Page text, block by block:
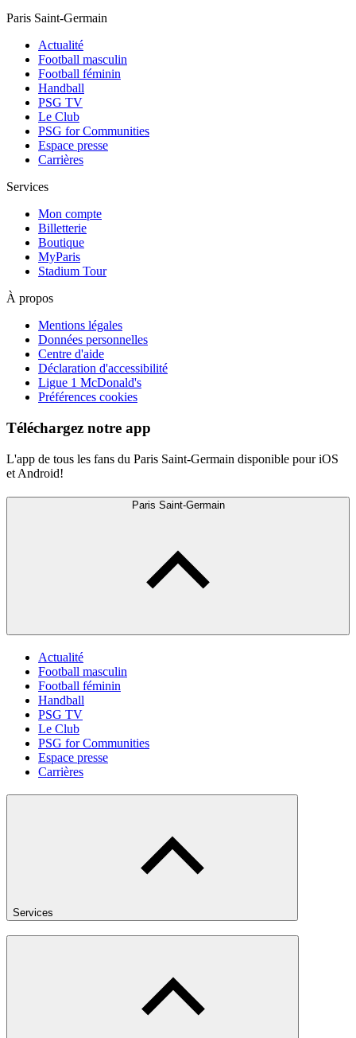
Paris Saint-Germain
Actualité
Football masculin
Football féminin
Handball
PSG TV
Le Club
PSG for Communities
Espace presse
Carrières
Services
Mon compte
Billetterie
Boutique
MyParis
Stadium Tour
À propos
Mentions légales
Données personnelles
Centre d'aide
Déclaration d'accessibilité
Ligue 1 McDonald's
Préférences cookies
Téléchargez notre app
L'app de tous les fans du Paris Saint-Germain disponible pour iOS
et Android!
Paris Saint-Germain
Actualité
Football masculin
Football féminin
Handball
PSG TV
Le Club
PSG for Communities
Espace presse
Carrières
Services